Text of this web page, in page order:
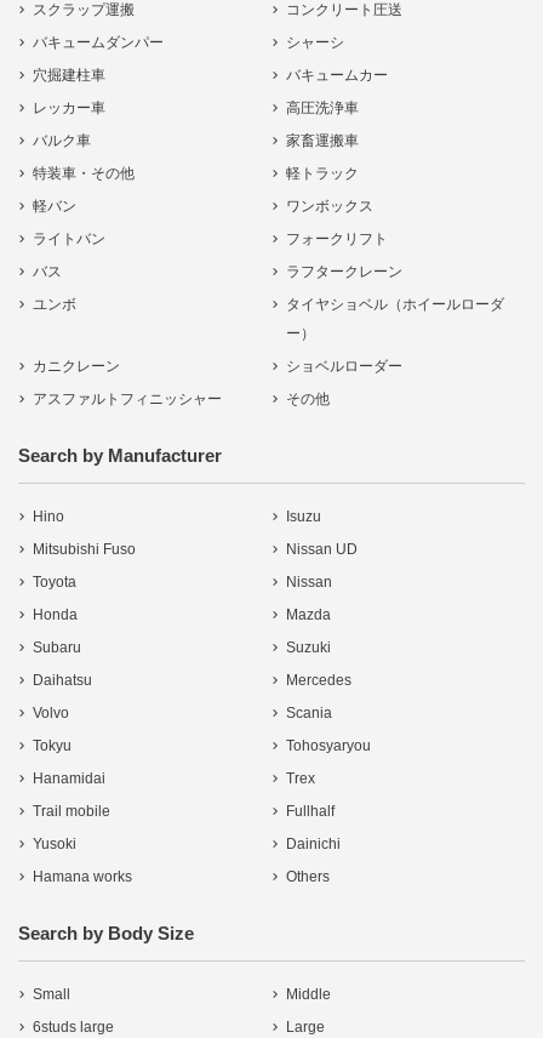
スクラップ運搬
コンクリート圧送
バキュームダンパー
シャーシ
穴掘建柱車
バキュームカー
レッカー車
高圧洗浄車
バルク車
家畜運搬車
特装車・その他
軽トラック
軽バン
ワンボックス
ライトバン
フォークリフト
バス
ラフタークレーン
ユンボ
タイヤショベル（ホイールローダ
ー）
カニクレーン
ショベルローダー
アスファルトフィニッシャー
その他
Search by Manufacturer
Hino
Isuzu
Mitsubishi Fuso
Nissan UD
Toyota
Nissan
Honda
Mazda
Subaru
Suzuki
Daihatsu
Mercedes
Volvo
Scania
Tokyu
Tohosyaryou
Hanamidai
Trex
Trail mobile
Fullhalf
Yusoki
Dainichi
Hamana works
Others
Search by Body Size
Small
Middle
6studs large
Large